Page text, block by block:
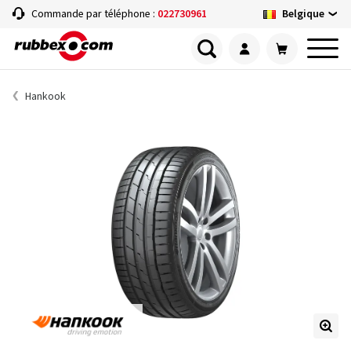
Commande par téléphone : 022730961 Belgique
Hankook